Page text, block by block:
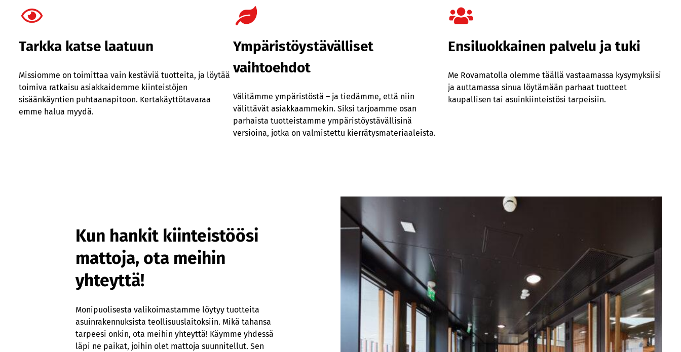
Tarkka katse laatuun
Missiomme on toimittaa vain kestäviä tuotteita, ja löytää
toimiva ratkaisu asiakkaidemme kiinteistöjen
sisäänkäyntien puhtaanapitoon. Kertakäyttötavaraa
emme halua myydä.
Ympäristöystävälliset
vaihtoehdot
Välitämme ympäristöstä – ja tiedämme, että niin
välittävät asiakkaammekin. Siksi tarjoamme osan
parhaista tuotteistamme ympäristöystävällisinä
versioina, jotka on valmistettu kierrätysmateriaaleista.
Ensiluokkainen palvelu ja tuki
Me Rovamatolla olemme täällä vastaamassa kysymyksiisi
ja auttamassa sinua löytämään parhaat tuotteet
kaupallisen tai asuinkiinteistösi tarpeisiin.
Kun hankit kiinteistöösi
mattoja, ota meihin
yhteyttä!
Monipuolisesta valikoimastamme löytyy tuotteita
asuinrakennuksista teollisuuslaitoksiin. Mikä tahansa
tarpeesi onkin, ota meihin yhteyttä! Käymme yhdessä
läpi ne paikat, joihin olet mattoja suunnitellut. Sen